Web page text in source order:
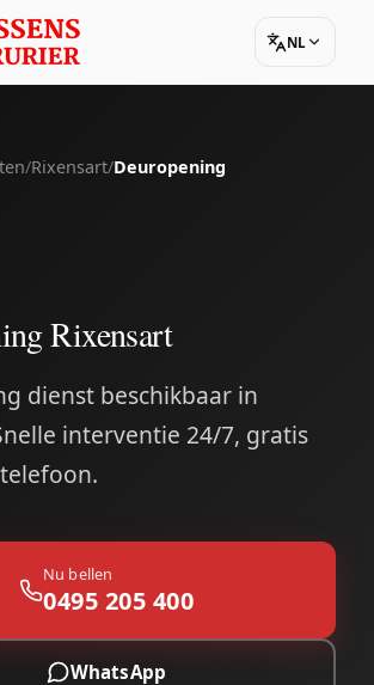
NL
/Rixensart/Deuropening
Rixensart
dienst beschikbaar in
interventie 24/7, gratis
Nu bellen
0495 205 400
WhatsApp